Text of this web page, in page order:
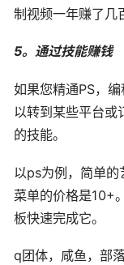
制视频一年赚了几
5。通过技能赚钱
如果您精通PS，
以转到某些平台或
的技能。
以ps为例，简单
菜单的价格是10+
板快速完成它。
q团体，咸鱼，部